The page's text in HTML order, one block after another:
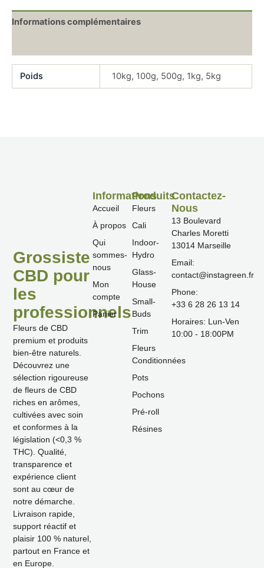
Informations complémentaires
Poids 10kg, 100g, 500g, 1kg, 5kg
Grossiste
CBD pour
les
professionnels
Fleurs de CBD
premium et produits
bien-être naturels.
Découvrez une
sélection rigoureuse
de fleurs de CBD
riches en arômes,
cultivées avec soin
et conformes à la
législation (<0,3 %
THC). Qualité,
transparence et
expérience client
sont au cœur de
notre démarche.
Livraison rapide,
support réactif et
plaisir 100 % naturel,
partout en France et
en Europe.
Produits
Fleurs
Cali
Indoor-
Hydro
Glass-
House
Small-
Buds
Trim
Fleurs
Conditionnées
Pots
Pochons
Pré-roll
Résines
Informations
Accueil
À propos
Qui
sommes-
nous
Mon
compte
Panier
Contactez-
Nous
13 Boulevard
Charles Moretti
13014 Marseille
Email:
contact@instagreen.fr
Phone:
‪+33 6 28 26 13 14‬
Horaires: Lun-Ven
10:00 - 18:00PM